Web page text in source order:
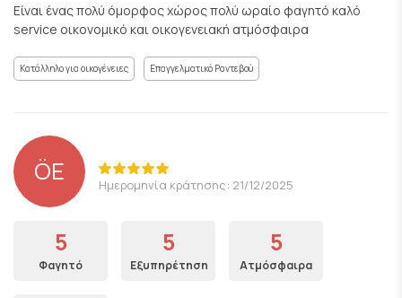
Είναι ένας πολύ όμορφος χώρος πολύ ωραίο φαγητό καλό
service οικονομικό και οικογενειακή ατμόσφαιρα
Κατάλληλο για οικογένειες Επαγγελματικό Ραντεβού
ÖE Ημερομηνία κράτησης: 21/12/2025
5
Φαγητό
5
Εξυπηρέτηση
5
Ατμόσφαιρα